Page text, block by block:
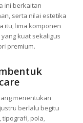
ini berkaitan
serta nilai estetika
itu, lima komponen
kuat sekaligus
premium.
menentukan
berlalu begitu
tipografi, pola,